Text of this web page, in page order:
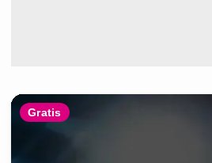
Gratis